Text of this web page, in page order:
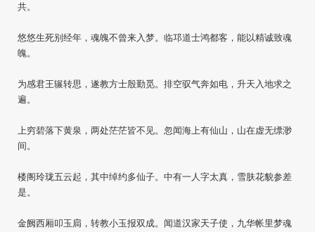
共。
悠悠生死别经年，魂魄不曾来入梦。临邛道士鸿都客，能以精诚致魂
魄。
为感君王辗转思，遂教方士殷勤觅。排空驭气奔如电，升天入地求之
遍。
上穷碧落下黄泉，两处茫茫皆不见。忽闻海上有仙山，山在虚无缥渺
间。
楼阁玲珑五云起，其中绰约多仙子。中有一人字太真，雪肤花貌参差
是。
金阙西厢叩玉扃，转教小玉报双成。闻道汉家天子使，九华帐里梦魂